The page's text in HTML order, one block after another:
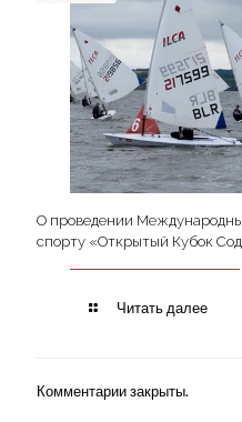
О проведении
спорту «Открытый Кубок
Читать далее
Комментарии закрыты.